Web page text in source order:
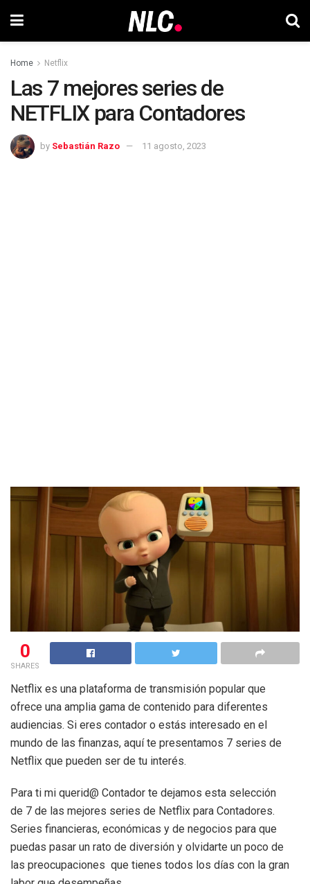
Home Netflix
Las 7 mejores series de
NETFLIX para Contadores
by Sebastián Razo 11 agosto, 2023
0
SHARES
Netflix es una plataforma de transmisión popular que
ofrece una amplia gama de contenido para diferentes
audiencias. Si eres contador o estás interesado en el
mundo de las finanzas, aquí te presentamos 7 series de
Netflix que pueden ser de tu interés.
Para ti mi querid@ Contador te dejamos esta selección
de 7 de las mejores series de Netflix para Contadores.
Series financieras, económicas y de negocios para que
puedas pasar un rato de diversión y olvidarte un poco de
las preocupaciones que tienes todos los días con la gran